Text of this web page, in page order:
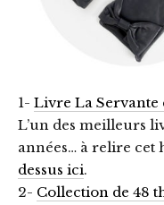
1- Livre La Servante
L’un des meilleurs
années… à relire cet
dessus ici.
2- Collection de 48